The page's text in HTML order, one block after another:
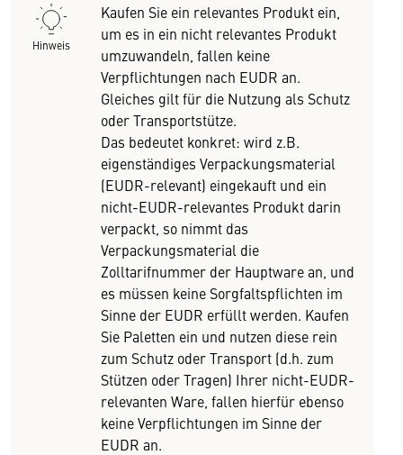
Hinweis
Kaufen Sie ein relevantes Produkt ein,
um es in ein nicht relevantes Produkt
umzuwandeln, fallen keine
Verpflichtungen nach EUDR an.
Gleiches gilt für die Nutzung als Schutz
oder Transportstütze.
Das bedeutet konkret: wird z.B.
eigenständiges Verpackungsmaterial
(EUDR-relevant) eingekauft und ein
nicht-EUDR-relevantes Produkt darin
verpackt, so nimmt das
Verpackungsmaterial die
Zolltarifnummer der Hauptware an, und
es müssen keine Sorgfaltspflichten im
Sinne der EUDR erfüllt werden. Kaufen
Sie Paletten ein und nutzen diese rein
zum Schutz oder Transport (d.h. zum
Stützen oder Tragen) Ihrer nicht-EUDR-
relevanten Ware, fallen hierfür ebenso
keine Verpflichtungen im Sinne der
EUDR an.